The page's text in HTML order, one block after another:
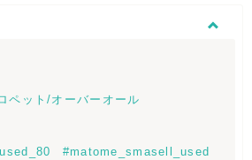
ペット/オーバーオール
#matome_smasell_used